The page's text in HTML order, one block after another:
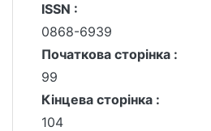
ISSN :
0868-6939
Початкова сторінка :
99
Кінцева сторінка :
104